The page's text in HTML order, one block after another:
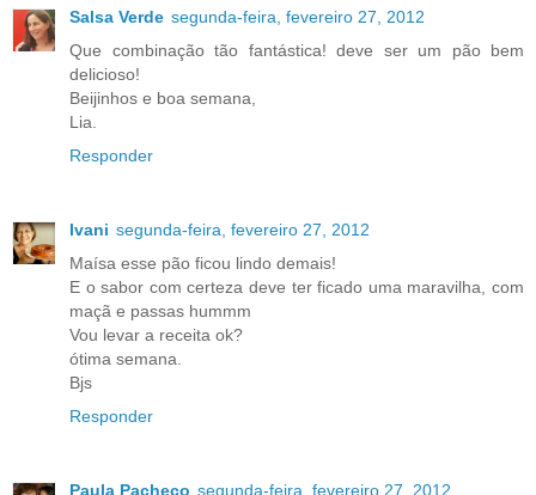
Salsa Verde segunda-feira, fevereiro 27, 2012
Que combinação tão fantástica! deve ser um pão bem
delicioso!
Beijinhos e boa semana,
Lia.
Responder
Ivani segunda-feira, fevereiro 27, 2012
Maísa esse pão ficou lindo demais!
E o sabor com certeza deve ter ficado uma maravilha, com
maçã e passas hummm
Vou levar a receita ok?
ótima semana.
Bjs
Responder
Paula Pacheco segunda-feira, fevereiro 27, 2012